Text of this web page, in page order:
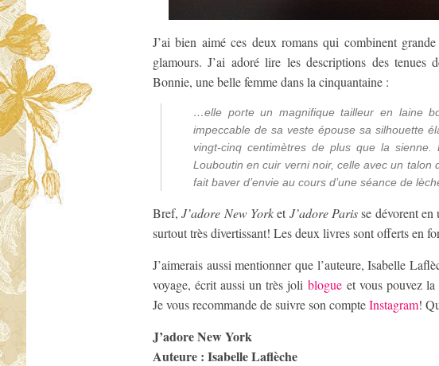
J’ai bien aimé ces deux romans qui combinent
glamours. J’ai adoré lire les descriptions des tenues
Bonnie, une belle femme dans la cinquantaine :
…elle porte un magnifique tailleur en laine
impeccable de sa veste épouse sa silhouette
vingt-cinq centimètres de plus que la
Louboutin en cuir verni noir, celle avec un talon
fait baver d’envie au cours d’une séance de
Bref,J’adore New Yorket J’adore Parisse dévorent en
surtout très divertissant! Les deux livres sont offerts en
J’aimerais aussi mentionner que l’auteure, Isabelle
voyage, écrit aussi un très joli blogue et vous pouvez
Je vous recommande de suivre son compteInstagram!
J’adore New York
Auteure : Isabelle Laflèche